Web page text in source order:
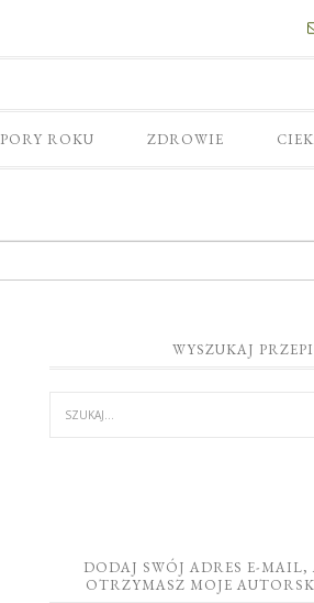
PORY ROKU ZDROWIE
WYSZUKAJ
DODAJ SWÓJ ADRES E-
OTRZYMASZ MOJE